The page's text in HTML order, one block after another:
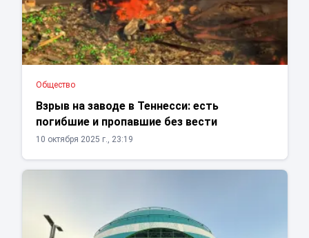
Общество
Взрыв на заводе в Теннесси: есть
погибшие и пропавшие без вести
10 октября 2025 г., 23:19